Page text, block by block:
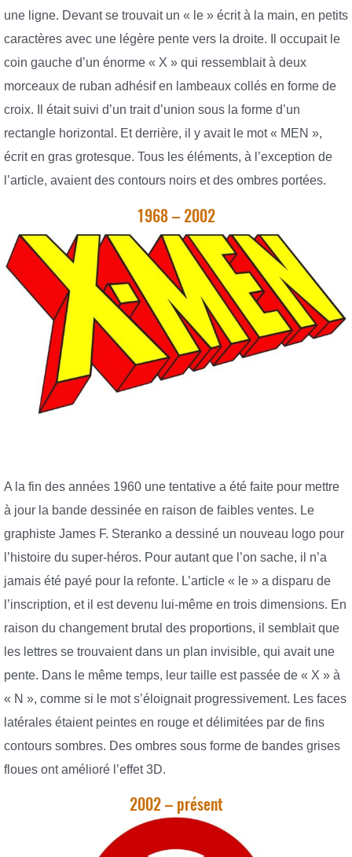
une ligne. Devant se trouvait un « le » écrit à la main, en petits
caractères avec une légère pente vers la droite. Il occupait le
coin gauche d’un énorme « X » qui ressemblait à deux
morceaux de ruban adhésif en lambeaux collés en forme de
croix. Il était suivi d’un trait d’union sous la forme d’un
rectangle horizontal. Et derrière, il y avait le mot « MEN »,
écrit en gras grotesque. Tous les éléments, à l’exception de
l’article, avaient des contours noirs et des ombres portées.
1968 – 2002
A la fin des années 1960 une tentative a été faite pour mettre
à jour la bande dessinée en raison de faibles ventes. Le
graphiste James F. Steranko a dessiné un nouveau logo pour
l’histoire du super-héros. Pour autant que l’on sache, il n’a
jamais été payé pour la refonte. L’article « le » a disparu de
l’inscription, et il est devenu lui-même en trois dimensions. En
raison du changement brutal des proportions, il semblait que
les lettres se trouvaient dans un plan invisible, qui avait une
pente. Dans le même temps, leur taille est passée de « X » à
« N », comme si le mot s’éloignait progressivement. Les faces
latérales étaient peintes en rouge et délimitées par de fins
contours sombres. Des ombres sous forme de bandes grises
floues ont amélioré l’effet 3D.
2002 – présent